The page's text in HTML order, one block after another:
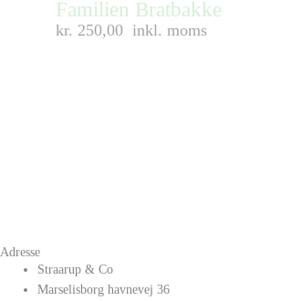
Familien Bratbakke
kr. 250,00 inkl. moms
Adresse
Straarup & Co
Marselisborg havnevej 36